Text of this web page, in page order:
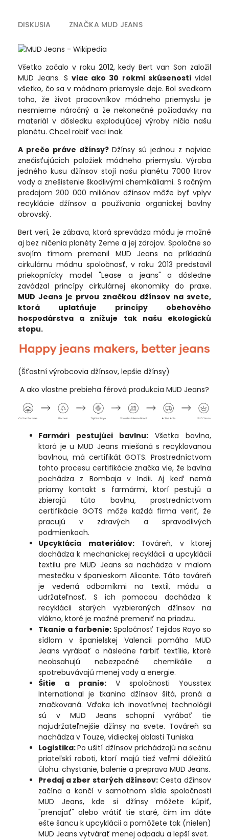
DISKUSIA ZNAČKA MUD JEANS
Všetko začalo v roku 2012, kedy Bert van Son založil
MUD Jeans. S viac ako 30 rokmi skúseností videl
všetko, čo sa v módnom priemysle deje. Bol svedkom
toho, že život pracovníkov módneho priemyslu je
nesmierne náročný a že nekonečné požiadavky na
materiál v dôsledku explodujúcej výroby ničia našu
planétu. Chcel robiť veci inak.
A prečo práve džínsy? Džínsy sú jednou z najviac
znečisťujúcich položiek módneho priemyslu. Výroba
jedného kusu džínsov stojí našu planétu 7000 litrov
vody a znešistenie škodlivými chemikáliami. S ročným
predajom 200 000 miliónov džínsov môže byť vplyv
recyklácie džínsov a používania organickej bavlny
obrovský.
Bert verí, že zábava, ktorá sprevádza módu je možné
aj bez ničenia planéty Zeme a jej zdrojov. Spoločne so
svojím tímom premenil MUD Jeans na príkladnú
cirkulárnu módnu spoločnosť, v roku 2013 predstavil
priekopnícky model "Lease a jeans" a dôsledne
zavádzal princípy cirkulárnej ekonomiky do praxe.
MUD Jeans je prvou značkou džínsov na svete,
ktorá uplatňuje princípy obehového
hospodárstva a znižuje tak našu ekologickú
stopu.
(Šťastní výrobcovia džínsov, lepšie džínsy)
A ako vlastne prebieha férová produkcia MUD Jeans?
Farmári pestujúci bavlnu: Všetka bavlna,
ktorá je u MUD Jeans miešaná s recyklovanou
bavlnou, má certifikát GOTS. Prostredníctvom
tohto procesu certifikácie značka vie, že bavlna
pochádza z Bombaja v Indii. Aj keď nemá
priamy kontakt s farmármi, ktorí pestujú a
zbierajú túto bavlnu, prostredníctvom
certifikácie GOTS môže každá firma veriť, že
pracujú v zdravých a spravodlivých
podmienkach.
Upcyklácia materiálov: Továreň, v ktorej
dochádza k mechanickej recyklácii a upcyklácii
textilu pre MUD Jeans sa nachádza v malom
mestečku v španieskom Alicante. Táto továreň
je vedená odborníkmi na textil, módu a
udržateľnosť. S ich pomocou dochádza k
recyklácii starých vyzbieraných džínsov na
vlákno, ktoré je možné premeniť na priadzu.
Tkanie a farbenie: Spoločnosť Tejidos Royo so
sídlom v španielskej Valencii pomáha MUD
Jeans vyrábať a následne farbiť textílie, ktoré
neobsahujú nebezpečné chemikálie a
spotrebuvávajú menej vody a energie.
Šitie a pranie: V spoločnosti Yousstex
International je tkanina džínsov šitá, praná a
značkovaná. Vďaka ich inovatívnej technológii
sú v MUD Jeans schopní vyrábať tie
najudržateľnejšie džínsy na svete. Továreň sa
nachádza v Touze, vidieckej oblasti Tuniska.
Logistika:Po ušití džínsov prichádzajú na scénu
priateľskí roboti, ktorí majú tiež veľmi dôležitú
úlohu: chystanie, balenie a preprava MUD Jeans.
Predaj a zber starých džínsov:Cesta džínsov
začína a končí v samotnom sídle spoločnosti
MUD Jeans, kde si džínsy môžete kúpiť,
"prenajať" alebo vrátiť tie staré, čím im dáte
ešte šancu k upcyklácii a pomôžete tak (nielen)
MUD Jeans vytvárať menej odpadu a lepší svet.